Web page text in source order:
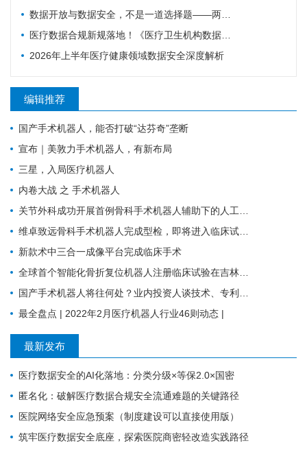
数据开放与数据安全，不是一道选择题——两份国家级文件背后的标准化逻辑
医疗数据合规新规落地！《医疗卫生机构数据安全和个人信息保护管理办法（试行）》核心解读与行动指南
2026年上半年医疗健康领域数据安全深度解析
编辑推荐
国产手术机器人，能否打破“达芬奇”垄断
宣布｜美敦力手术机器人，有新布局
三星，入局医疗机器人
内卷大战 之 手术机器人
关节外科成功开展首例骨科手术机器人辅助下的人工膝关节表面置换术
维卓致远骨科手术机器人完成型检，即将进入临床试验阶段
新款术中三合一成像平台完成临床手术
全球首个智能化骨折复位机器人注册临床试验在吉林大学第一医院成功启动
国产手术机器人将往何处？业内投资人谈技术、专利、临床价值与商业化趋势
最全盘点 | 2022年2月医疗机器人行业46则动态 |
最新发布
医疗数据安全的AI化落地：分类分级×等保2.0×国密
匿名化：破解医疗数据合规安全流通难题的关键路径
医院网络安全应急预案（制度建设可以直接使用版）
筑牢医疗数据安全底座，探索医院商密轻改造实践路径